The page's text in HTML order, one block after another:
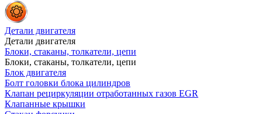
Детали двигателя
Детали двигателя
Блоки, стаканы, толкатели, цепи
Блоки, стаканы, толкатели, цепи
Блок двигателя
Болт головки блока цилиндров
Клапан рециркуляции отработанных газов EGR
Клапанные крышки